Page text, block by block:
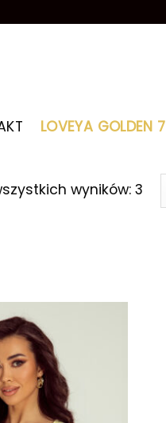
LOVEYA GOLDEN 7
wyników: 3
ulubionych